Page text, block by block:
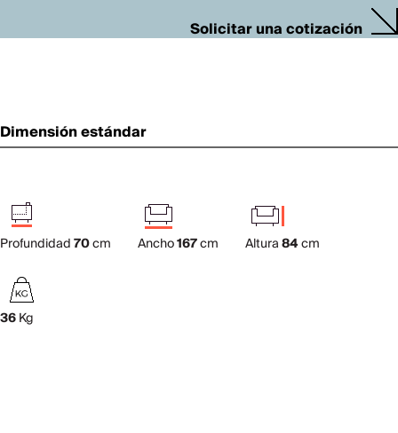
Solicitar una cotización
Dimensión estándar
Profundidad70cm Ancho167cm Altura84cm
36Kg